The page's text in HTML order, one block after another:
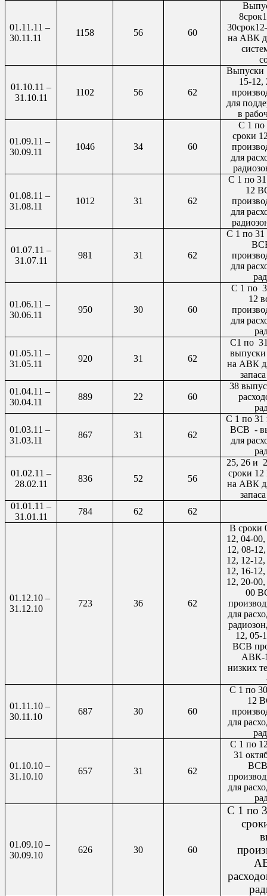
01.11.11 –
30.11.11
1158 56 60
на АВК
01.10.11 –
31.10.11
1102 56 62
Выпуски
15-12,
для
в
01.09.11 –
30.09.11
1046 34 60
С 1 по
сроки
для
01.08.11 –
31.08.11
1012 31 62
С 1 по 31
12
для
01.07.11 –
31.07.11
981 31 62
С 1 по 31
для
01.06.11 –
30.06.11
950 30 60
C 1 по
12
для
01.05.11 –
31.05.11
920 31 62
C1 по
выпуски
на АВК
01.04.11 –
30.04.11
889 22 60
38
01.03.11 –
31.03.11
867 31 62
С 1 по 31
ВСВ -
для
01.02.11 –
28.02.11
836 52 56
25, 26 и
сроки
на АВК
01.01.11 –
31.01.11
784 62 62
01.12.10 –
31.12.10
723 36 62
В сроки
12, 04-
12, 08-
12, 12-
12, 16-
12, 20-
00
для
12, 05-
ВСВ
АВК-
низких
01.11.10 –
30.11.10
687 30 60
С 1 по
12
для
01.10.10 –
31.10.10
657 31 62
С 1 по
31
ВСВ
для
01.09.10 –
30.09.10
626 30 60
С 1 по